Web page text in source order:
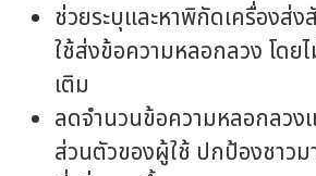
ช่วยระบุและหาพิกัดเครื่อง
ใช้ส่งข้อความหลอกลวง โดย
เติม
ลดจำนวนข้อความหลอกลวง
ส่วนตัวของผู้ใช้ ปกป้องชาวม